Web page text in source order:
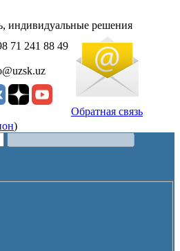
индивидуальные решения
71 241 88 49
Обратная связь
)